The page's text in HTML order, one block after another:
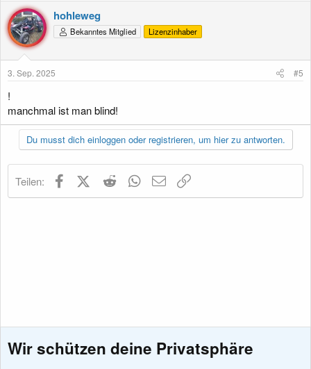
hohleweg
Bekanntes Mitglied Lizenzinhaber
3. Sep. 2025 #5
!
manchmal ist man blind!
Du musst dich einloggen oder registrieren, um hier zu antworten.
Teilen: FacebookX (Twitter)
Reddit WhatsApp
E-Mail
Wir schützen deine Privatsphäre